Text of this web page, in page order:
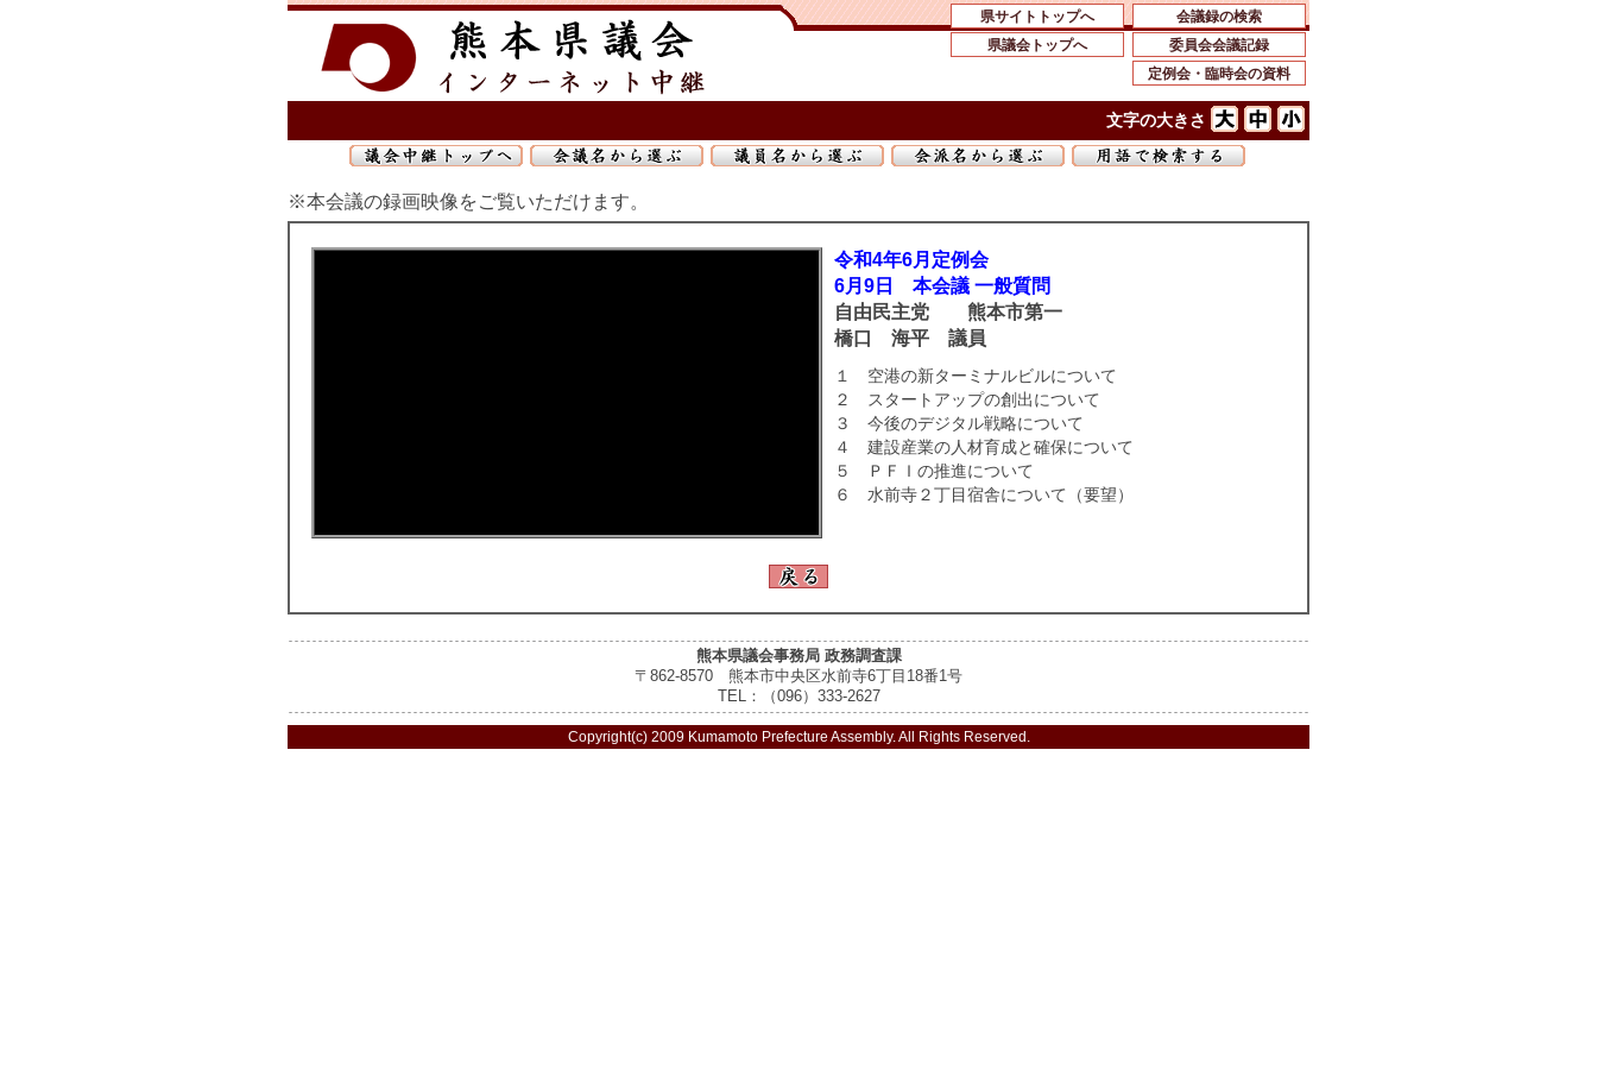
県サイトトップへ
県議会トップへ
会議録の検索
委員会会議記録
定例会・臨時会の資料
文字の大きさ
※本会議の録画映像をご覧いただけます。
令和4年6月定例会
6月9日 本会議 一般質問
自由民主党 熊本市第一
橋口 海平 議員
１ 空港の新ターミナルビルについて
２ スタートアップの創出について
３ 今後のデジタル戦略について
４ 建設産業の人材育成と確保について
５ ＰＦＩの推進について
６ 水前寺２丁目宿舎について（要望）
熊本県議会事務局 政務調査課
〒862-8570 熊本市中央区水前寺6丁目18番1号
TEL：（096）333-2627
Copyright(c) 2009 Kumamoto Prefecture Assembly. All Rights Reserved.